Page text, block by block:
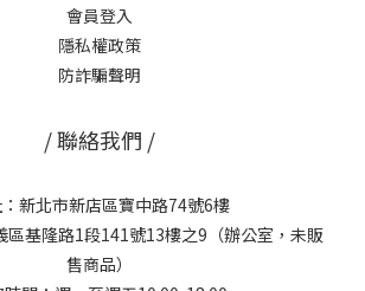
會員登入
隱私權政策
防詐騙聲明
/ 聯絡我們 /
新北市新店區寶中路74號6樓
區基隆路1段141號13樓之9（辦公室，未販
售商品）